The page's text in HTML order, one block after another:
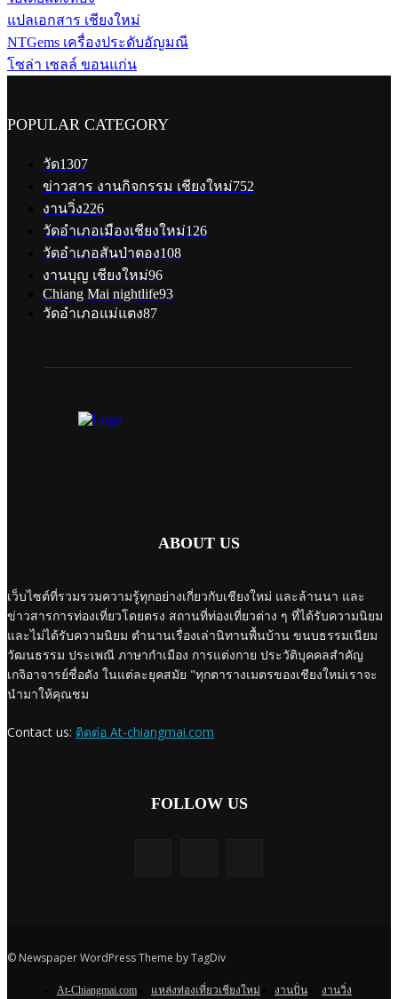
แปลเอกสาร เชียงใหม่
NTGems เครื่องประดับอัญมณี
โซล่า เซลล์ ขอนแก่น
POPULAR CATEGORY
วัด1307
ข่าวสาร งานกิจกรรม เชียงใหม่752
งานวิ่ง226
วัดอำเภอเมืองเชียงใหม่126
วัดอำเภอสันป่าตอง108
งานบุญ เชียงใหม่96
Chiang Mai nightlife93
วัดอำเภอแม่แตง87
ABOUT US
เว็บไซต์ที่รวมรวมความรู้ทุกอย่างเกี่ยวกับเชียงใหม่ และล้านนา และ
ข่าวสารการท่องเที่ยวโดยตรง สถานที่ท่องเที่ยวต่าง ๆ ที่ได้รับความนิยม
และไม่ได้รับความนิยม ตำนานเรื่องเล่านิทานพื้นบ้าน ขนบธรรมเนียม
วัฒนธรรม ประเพณี ภาษากำเมือง การแต่งกาย ประวัติบุคคลสำคัญ
เกจิอาจารย์ชื่อดัง ในแต่ละยุคสมัย "ทุกตารางเมตรของเชียงใหม่เราจะ
นำมาให้คุณชม
Contact us: ติดต่อ At-chiangmai.com
FOLLOW US
© Newspaper WordPress Theme by TagDiv
At-Chiangmai.com แหล่งท่องเที่ยวเชียงใหม่ งานปั่น งานวิ่ง